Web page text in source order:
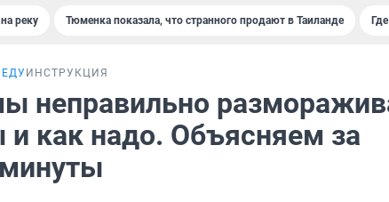
реку Тюменка показала, что странного продают в Таиланде
ИНСТРУКЦИЯ
неправильно
и как надо. Объясняем за